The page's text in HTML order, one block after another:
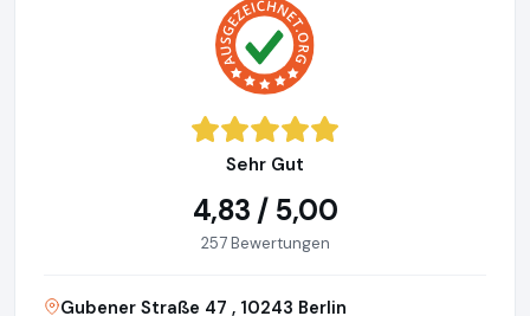
Sehr Gut
4,83 / 5,00
257 Bewertungen
Gubener Straße 47 , 10243 Berlin